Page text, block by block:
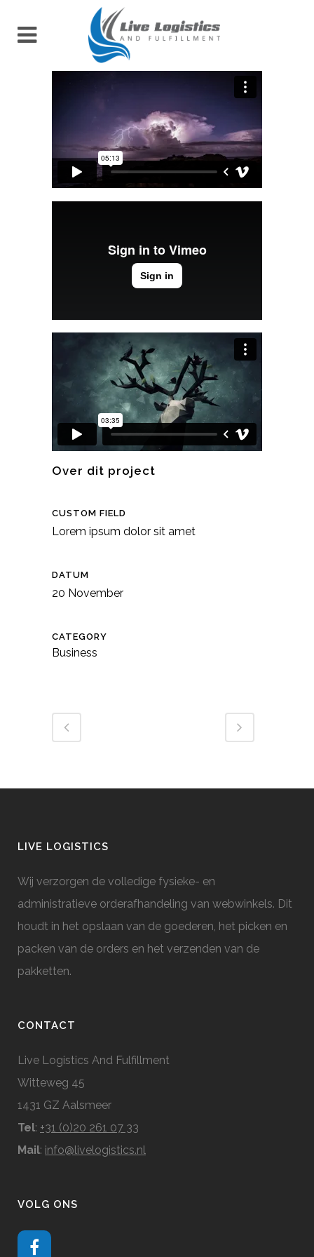
Over dit project
CUSTOM FIELD
Lorem ipsum dolor sit amet
DATUM
20 November
CATEGORY
Business
LIVE LOGISTICS
Wij verzorgen de volledige fysieke- en
administratieve orderafhandeling van webwinkels. Dit
houdt in het opslaan van de goederen, het picken en
packen van de orders en het verzenden van de
pakketten.
CONTACT
Live Logistics And Fulfillment
Witteweg 45
1431 GZ Aalsmeer
Tel: +31 (0)20 261 07 33
Mail: info@livelogistics.nl
VOLG ONS